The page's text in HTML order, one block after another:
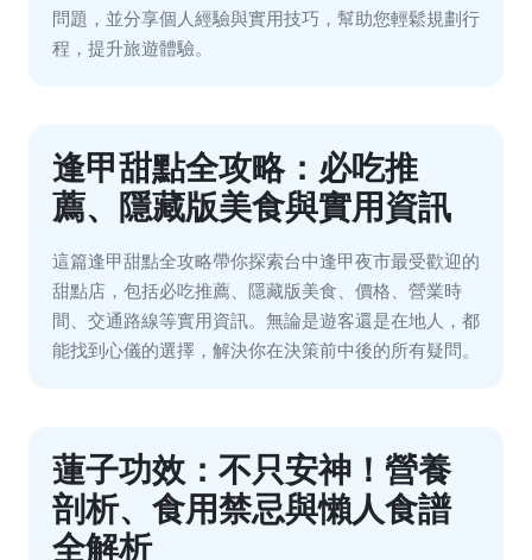
問題，並分享個人經驗與實用技巧，幫助您輕鬆規劃行
程，提升旅遊體驗。
逢甲甜點全攻略：必吃推
薦、隱藏版美食與實用資訊
這篇逢甲甜點全攻略帶你探索台中逢甲夜市最受歡迎的
甜點店，包括必吃推薦、隱藏版美食、價格、營業時
間、交通路線等實用資訊。無論是遊客還是在地人，都
能找到心儀的選擇，解決你在決策前中後的所有疑問。
蓮子功效：不只安神！營養
剖析、食用禁忌與懶人食譜
全解析